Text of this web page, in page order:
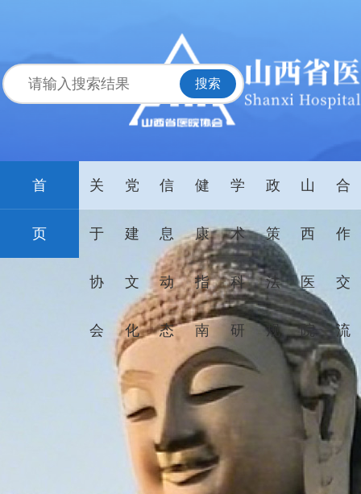
首
页
关
于
协
会
党
建
文
化
信
息
动
态
健
康
指
南
学
术
科
研
政
策
法
规
山
西
医
院
合
作
交
流
家
药
品
集
采
再
围
新
65
品
山西
两部
门印
发
《医
疗机
构药
用质
量管
理规
范...
08-
02
《求